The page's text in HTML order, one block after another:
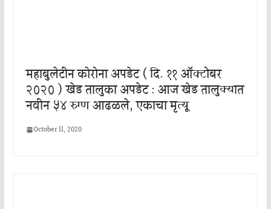
महाबुलेटीन कोरोना अपडेट ( दि. ११ ऑक्टोबर
२०२० ) खेड तालुका अपडेट : आज खेड तालुक्यात
नवीन ५४ रुग्ण आढळले, एकाचा मृत्यू
October 11, 2020